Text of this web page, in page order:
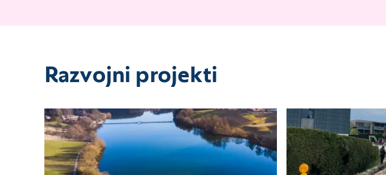
Razvojni projekti